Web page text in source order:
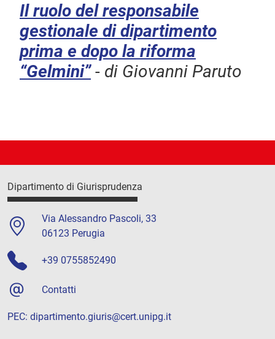
Il ruolo del responsabile
gestionale di dipartimento
prima e dopo la riforma
“Gelmini”- di Giovanni Paruto
Dipartimento di Giurisprudenza
Via Alessandro Pascoli, 33
06123 Perugia
+39 0755852490
Contatti
PEC: dipartimento.giuris@cert.unipg.it